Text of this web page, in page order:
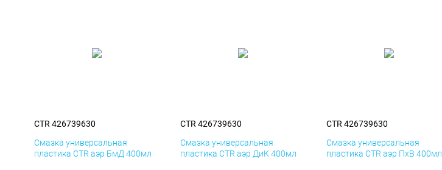
CTR 426739630
Смазка универсальная
пластика CTR аэр БмД 400мл
CTR 426739630
Смазка универсальная
пластика CTR аэр ДиК 400мл
CTR 426739630
Смазка универсальная
пластика CTR аэр ПхВ 400мл